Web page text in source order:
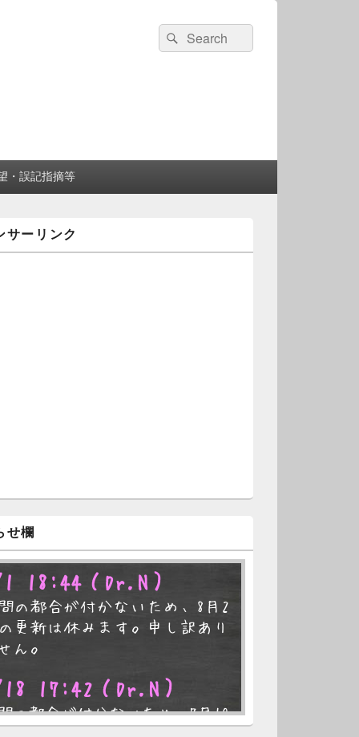
検
索:
検
索
・誤記指摘等
サーリンク
せ欄
18:44 （Dr.N）
の都合が付かないため、8月2
更新は休みます。申し訳あり
ん。
17:42 （Dr.N）
の都合が付かないため、7月19